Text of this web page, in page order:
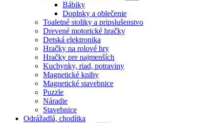
Bábiky
Doplnky a oblečenie
Toaletné stoliky a pripslušenstvo
Drevené motorické hračky
Detská elektronika
Hračky na rolové hry
Hračky pre najmenších
Kuchynky, riad, potraviny
Magnetické knihy
Magnetické stavebnice
Puzzle
Náradie
Stavebnice
Odrážadlá, chodítka